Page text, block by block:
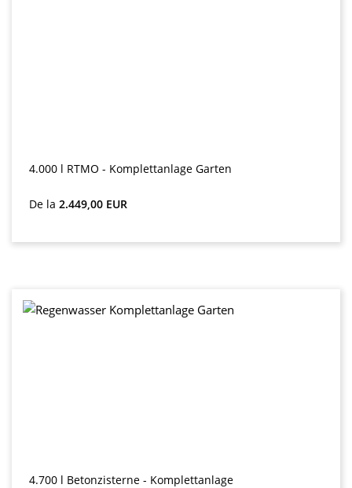
4.000 l RTMO - Komplettanlage Garten
Preț obișnuit:
De la 2.449,00 EUR
4.700 l Betonzisterne - Komplettanlage